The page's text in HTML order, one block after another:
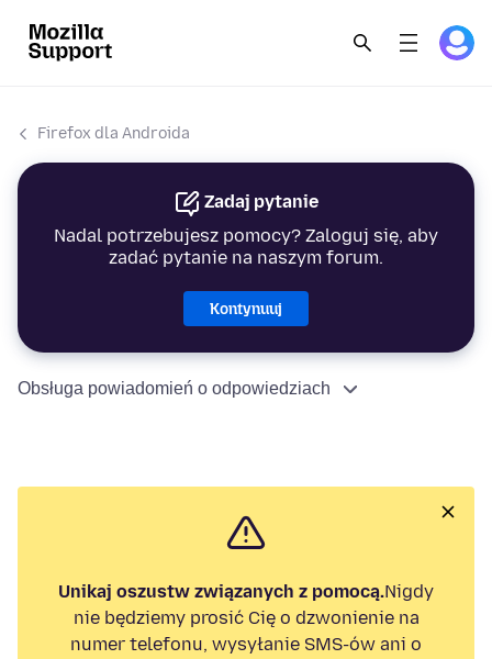
Firefox dla Androida
Zadaj pytanie
Nadal potrzebujesz pomocy? Zaloguj się, aby
zadać pytanie na naszym forum.
Kontynuuj
Obsługa powiadomień o odpowiedziach
Unikaj oszustw związanych z pomocą.Nigdy
nie będziemy prosić Cię o dzwonienie na
numer telefonu, wysyłanie SMS-ów ani o